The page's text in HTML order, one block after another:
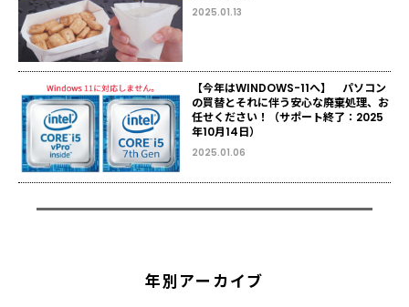
2025.01.13
【今年はWINDOWS-11へ】 パソコン
の買替とそれに伴う安心な廃棄処理、お
任せください！（サポート終了：2025
年10月14日）
2025.01.06
年別アーカイブ